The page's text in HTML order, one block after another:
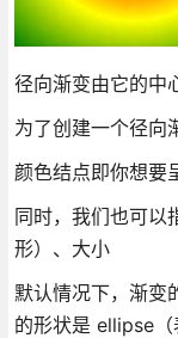
径向渐变由它的中
为了创建一个径向
颜色结点即你想要
同时，我们也可以
形）、大小
默认情况下，渐变
的形状是 ellipse